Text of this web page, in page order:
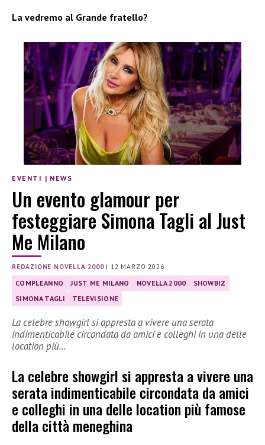
La vedremo al Grande fratello?
EVENTI | NEWS
Un evento glamour per
festeggiare Simona Tagli al Just
Me Milano
REDAZIONE NOVELLA 2000| 12 MARZO 2026
COMPLEANNO JUST ME MILANO NOVELLA 2000
SHOWBIZ
SIMONA TAGLI
TELEVISIONE
La celebre showgirl si appresta a vivere una serata
indimenticabile circondata da amici e colleghi in una delle
location più…
La celebre showgirl si appresta a vivere una
serata indimenticabile circondata da amici
e colleghi in una delle location più famose
della città meneghina